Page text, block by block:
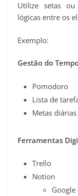
Utilize setas ou
lógicas entre os
Exemplo:
Gestão do
Pomodoro
Lista de
Metas diárias
Ferramentas
Trello
Notion
Google